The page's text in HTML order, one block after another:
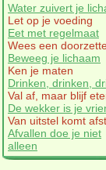
Water zuivert je
Let op je voeding
Eet met regelmaat
Wees een
Beweeg je lichaam
Ken je maten
Drinken, drinken,
Val af, maar blijf
De wekker is je
Van uitstel komt
Afvallen doe je niet
alleen